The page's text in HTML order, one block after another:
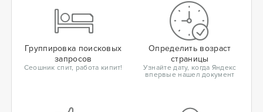
Группировка поисковых
запросов
Сеошник спит, работа кипит!
Определить возраст
страницы
Узнайте дату, когда Яндекс
впервые нашел документ